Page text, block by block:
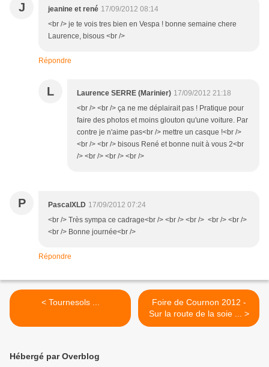
J jeanine et rené 17/09/2012 08:14
<br /> je te vois tres bien en Vespa ! bonne semaine chere
Laurence, bisous <br />
Répondre
L Laurence SERRE (Marinier) 17/09/2012 21:18
<br /> <br /> ça ne me déplairait pas ! Pratique pour
faire des photos et moins glouton qu'une voiture. Par
contre je n'aime pas<br /> mettre un casque !<br />
<br /> <br /> bisous René et bonne nuit à vous 2<br
/> <br /> <br /> <br />
P PascalXLD 17/09/2012 07:24
<br /> Très sympa ce cadrage<br /> <br /> <br /> <br /> <br />
<br /> Bonne journée<br />
Répondre
< Tournesols ...
Foire de Cournon 2012 -
Sur la route de la soie ... >
Hébergé par Overblog